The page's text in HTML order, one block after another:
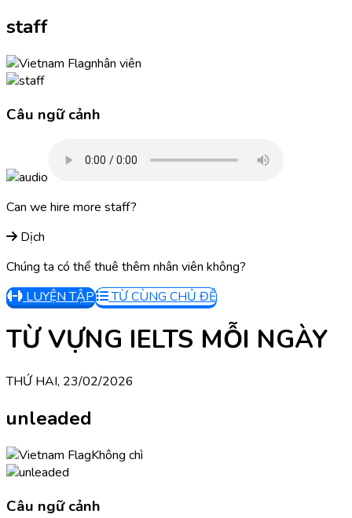
staff
nhân viên
Câu ngữ cảnh
Can we hire more staff?
Dịch
Chúng ta có thể thuê thêm nhân viên không?
LUYỆN TẬP
TỪ CÙNG CHỦ ĐỀ
TỪ VỰNG IELTS MỖI NGÀY
THỨ HAI, 23/02/2026
unleaded
Không chì
Câu ngữ cảnh